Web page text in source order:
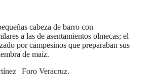
cabeza de barro con
a las de asentamientos olmecas; el
por campesinos que preparaban sus
de maíz.
| Foro Veracruz.